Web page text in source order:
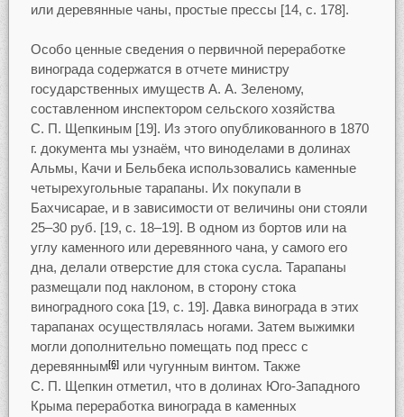
или деревянные чаны, простые прессы [14, с. 178].
Особо ценные сведения о первичной переработке
винограда содержатся в отчете министру
государственных имуществ А. А. Зеленому,
составленном инспектором сельского хозяйства
С. П. Щепкиным [19]. Из этого опубликованного в 1870
г. документа мы узнаём, что виноделами в долинах
Альмы, Качи и Бельбека использовались каменные
четырехугольные тарапаны. Их покупали в
Бахчисарае, и в зависимости от величины они стояли
25–30 руб. [19, с. 18–19]. В одном из бортов или на
углу каменного или деревянного чана, у самого его
дна, делали отверстие для стока сусла. Тарапаны
размещали под наклоном, в сторону стока
виноградного сока [19, с. 19]. Давка винограда в этих
тарапанах осуществлялась ногами. Затем выжимки
могли дополнительно помещать под пресс с
деревянным[6]или чугунным винтом. Также
С. П. Щепкин отметил, что в долинах Юго-Западного
Крыма переработка винограда в каменных